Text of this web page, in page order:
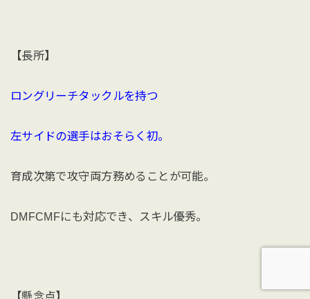
【長所】
ロングリーチタックルを持つ
左サイドの選手はおそらく初。
育成次第で攻守両方務めることが可能。
DMFCMFにも対応でき、スキル優秀。
【懸念点】